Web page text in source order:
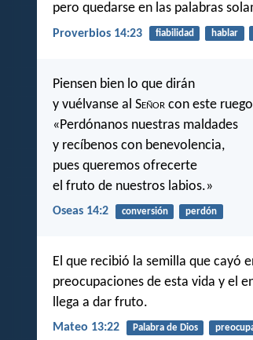
pero quedarse en las palabras
Proverbios 14:23 fiabilidad hablar
Piensen bien lo que dirán
y vuélvanse al Señor con este
«Perdónanos nuestras maldades
y recíbenos con benevolencia,
pues queremos ofrecerte
el fruto de nuestros labios.»
Oseas 14:2 conversión perdón
El que recibió la semilla que cayó
preocupaciones de esta vida y el
llega a dar fruto.
Mateo 13:22 Palabra de Dios